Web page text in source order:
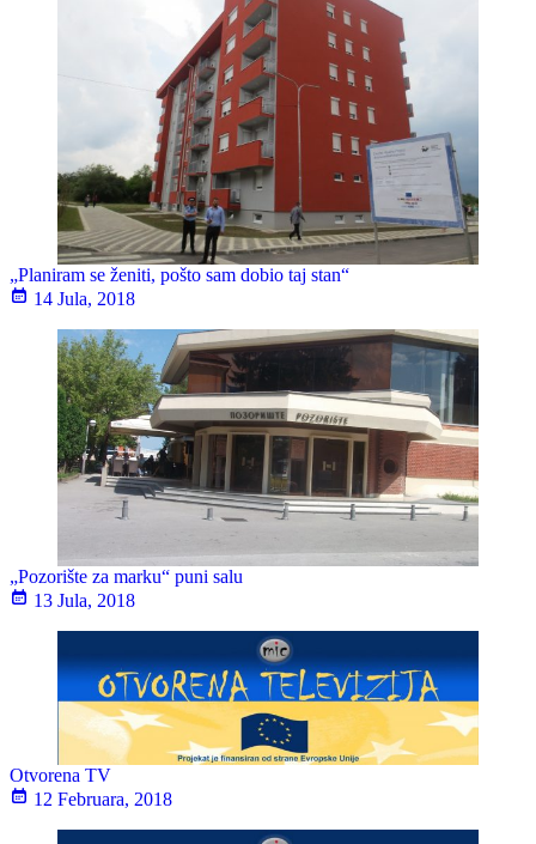
„Planiram se ženiti, pošto sam dobio taj stan“
14 Jula, 2018
„Pozorište za marku“ puni salu
13 Jula, 2018
Otvorena TV
12 Februara, 2018